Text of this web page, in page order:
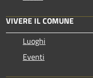
VIVERE IL COMUNE
Luoghi
Eventi